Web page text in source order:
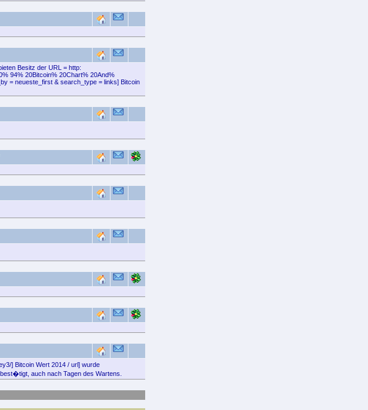
Besitz der URL = http:
94% 20Bitcoin% 20Chart% 20And%
= neueste_first & search_type = links] Bitcoin
] Bitcoin Wert 2014 / url] wurde
auch nach Tagen des Wartens.